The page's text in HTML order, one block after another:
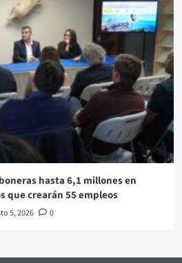
hasta 6,1 millones en
que crearán 55 empleos
5, 2026 0